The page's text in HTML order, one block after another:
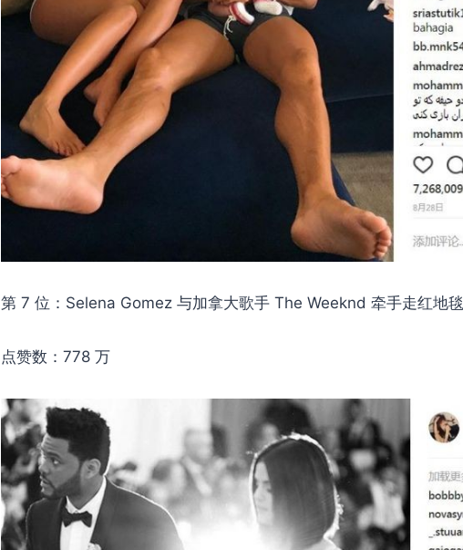
第 7 位：Selena Gomez 与加拿大歌手 The Weeknd 牵手走红地毯
点赞数：778 万